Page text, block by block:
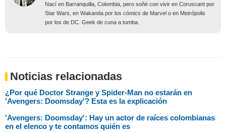
Nací en Barranquilla, Colombia, pero soñé con vivir en Coruscant por
Star Wars, en Wakanda por los cómics de Marvel o en Metrópolis
por los de DC. Geek de cuna a tumba.
Noticias relacionadas
¿Por qué Doctor Strange y Spider-Man no estarán en
'Avengers: Doomsday'? Esta es la explicación
'Avengers: Doomsday': Hay un actor de raíces colombianas
en el elenco y te contamos quién es